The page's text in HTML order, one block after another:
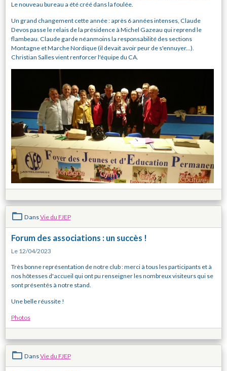
Le nouveau bureau a été créé dans la foulée.
Un grand changement cette année : après 6 années intenses, Claude
Devos passe le relais de la présidence à Michel Gazeau qui reprend le
flambeau. Claude garde néanmoins la responsabilité des sections
Montagne et Marche Nordique (il devait avoir peur de s'ennuyer...).
Christian Salles vient renforcer l'équipe du CA.
DansVie du FJEP
Forum des associations : un succès !
Le 12/04/2023
Très bonne représentation de notre club : merci à tous les participants et à
nos hôtesses d'accueil qui ont pu renseigner les nombreux visiteurs qui se
sont présentés à notre stand.
Une belle réussite !
Photos
DansVie du FJEP